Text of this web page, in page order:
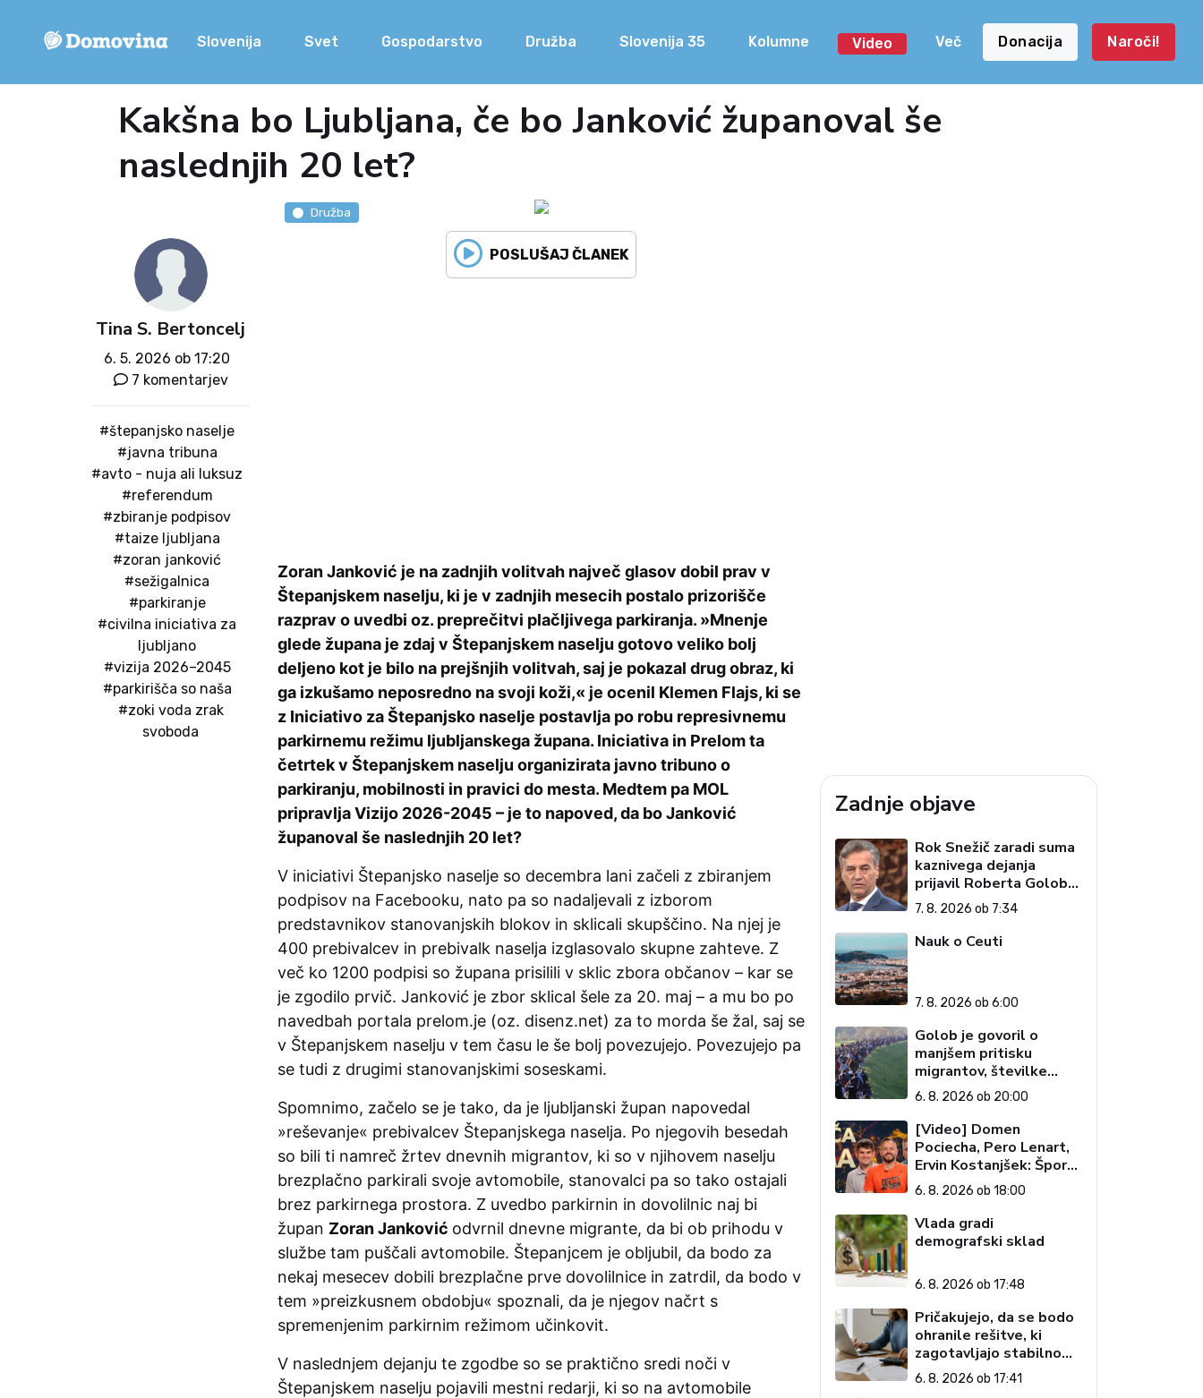
Slovenija Svet Gospodarstvo Družba Slovenija 35 Kolumne Video Več Donacija Naroči!
Kakšna bo Ljubljana, če bo Janković županoval še
naslednjih 20 let?
Tina S. Bertoncelj
6. 5. 2026 ob 17:20
7 komentarjev
#štepanjsko naselje
#javna tribuna
#avto - nuja ali luksuz
#referendum
#zbiranje podpisov
#taize ljubljana
#zoran janković
#sežigalnica
#parkiranje
#civilna iniciativa za
ljubljano
#vizija 2026–2045
#parkirišča so naša
#zoki voda zrak
svoboda
Družba
POSLUŠAJ ČLANEK
Zoran Janković je na zadnjih volitvah največ glasov dobil prav v
Štepanjskem naselju, ki je v zadnjih mesecih postalo prizorišče
razprav o uvedbi oz. preprečitvi plačljivega parkiranja. »Mnenje
glede župana je zdaj v Štepanjskem naselju gotovo veliko bolj
deljeno kot je bilo na prejšnjih volitvah, saj je pokazal drug obraz, ki
ga izkušamo neposredno na svoji koži,« je ocenil Klemen Flajs, ki se
z Iniciativo za Štepanjsko naselje postavlja po robu represivnemu
parkirnemu režimu ljubljanskega župana. Iniciativa in Prelom ta
četrtek v Štepanjskem naselju organizirata javno tribuno o
parkiranju, mobilnosti in pravici do mesta. Medtem pa MOL
pripravlja Vizijo 2026-2045 – je to napoved, da bo Janković
županoval še naslednjih 20 let?
V iniciativi Štepanjsko naselje so decembra lani začeli z zbiranjem
podpisov na Facebooku, nato pa so nadaljevali z izborom
predstavnikov stanovanjskih blokov in sklicali skupščino. Na njej je
400 prebivalcev in prebivalk naselja izglasovalo skupne zahteve. Z
več ko 1200 podpisi so župana prisilili v sklic zbora občanov – kar se
je zgodilo prvič. Janković je zbor sklical šele za 20. maj – a mu bo po
navedbah portala prelom.je (oz. disenz.net) za to morda še žal, saj se
v Štepanjskem naselju v tem času le še bolj povezujejo. Povezujejo pa
se tudi z drugimi stanovanjskimi soseskami.
Spomnimo, začelo se je tako, da je ljubljanski župan napovedal
»reševanje« prebivalcev Štepanjskega naselja. Po njegovih besedah
so bili ti namreč žrtev dnevnih migrantov, ki so v njihovem naselju
brezplačno parkirali svoje avtomobile, stanovalci pa so tako ostajali
brez parkirnega prostora. Z uvedbo parkirnin in dovolilnic naj bi
župan Zoran Janković odvrnil dnevne migrante, da bi ob prihodu v
službe tam puščali avtomobile. Štepanjcem je obljubil, da bodo za
nekaj mesecev dobili brezplačne prve dovolilnice in zatrdil, da bodo v
tem »preizkusnem obdobju« spoznali, da je njegov načrt s
spremenjenim parkirnim režimom učinkovit.
V naslednjem dejanju te zgodbe so se praktično sredi noči v
Štepanjskem naselju pojavili mestni redarji, ki so na avtomobile
Zadnje objave
Rok Snežič zaradi suma
kaznivega dejanja
prijavil Roberta Goloba
– 'islamofila'
7. 8. 2026 ob 7:34
Nauk o Ceuti
7. 8. 2026 ob 6:00
Golob je govoril o
manjšem pritisku
migrantov, številke
govorijo drugače
6. 8. 2026 ob 20:00
[Video] Domen
Pociecha, Pero Lenart,
Ervin Kostanjšek: Šport
specialcev (Vroča tema,
6. 8. 2026)
6. 8. 2026 ob 18:00
Vlada gradi
demografski sklad
6. 8. 2026 ob 17:48
Pričakujejo, da se bodo
ohranile rešitve, ki
zagotavljajo stabilno
davčno okolje
6. 8. 2026 ob 17:41